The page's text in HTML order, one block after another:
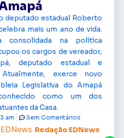
deputado estadual Roberto
mais um ano de vida.
consolidada na política
os cargos de vereador,
deputado estadual e
exerce novo
Legislativa do Amapá
como um dos
da Casa.
Redação EDNews
am Sem Comentários